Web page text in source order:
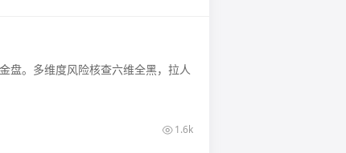
盘。多维度风险核查六维全黑，拉人
1.6k